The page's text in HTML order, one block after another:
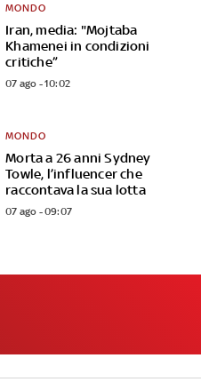
Iran, media: "Mojtaba
Khamenei in condizioni
critiche”
MONDO
07 ago - 10:02
Morta a 26 anni Sydney
Towle, l’influencer che
raccontava la sua lotta
MONDO
07 ago - 09:07